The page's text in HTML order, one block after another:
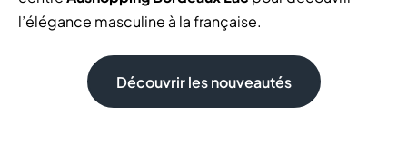
l’élégance masculine à la française.
Découvrir les nouveautés